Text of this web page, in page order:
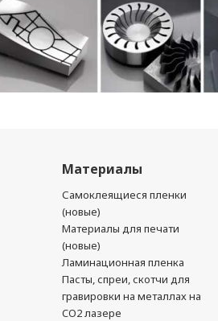
Материалы
Самоклеящиеся пленки
(новые)
Материалы для печати
(новые)
Ламинационная пленка
Пасты, спреи, скотчи для
гравировки на металлах на
CO2 лазере